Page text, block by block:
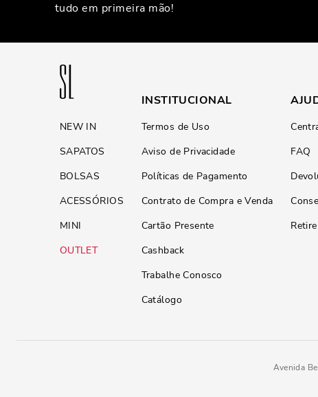
tudo em primeira mão!
NEW IN
SAPATOS
BOLSAS
ACESSÓRIOS
MINI
OUTLET
INSTITUCIONAL
Termos de Uso
Aviso de Privacidade
Políticas de Pagamento
Contrato de Compra e Venda
Cartão Presente
Cashback
Trabalhe Conosco
Catálogo
FAQ
Avenida